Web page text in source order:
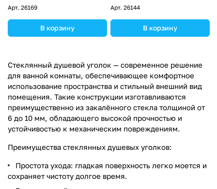
Арт. 26169
В корзину
Арт. 26144
В корзину
Стеклянный душевой уголок — современное решение
для ванной комнаты, обеспечивающее комфортное
использование пространства и стильный внешний вид
помещения. Такие конструкции изготавливаются
преимущественно из закалённого стекла толщиной от
6 до 10 мм, обладающего высокой прочностью и
устойчивостью к механическим повреждениям.
Преимущества стеклянных душевых уголков:
Простота ухода: гладкая поверхность легко моется и
сохраняет чистоту долгое время.